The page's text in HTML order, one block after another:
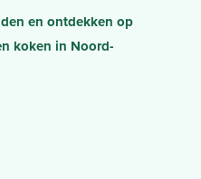
en ontdekken op
koken in Noord-